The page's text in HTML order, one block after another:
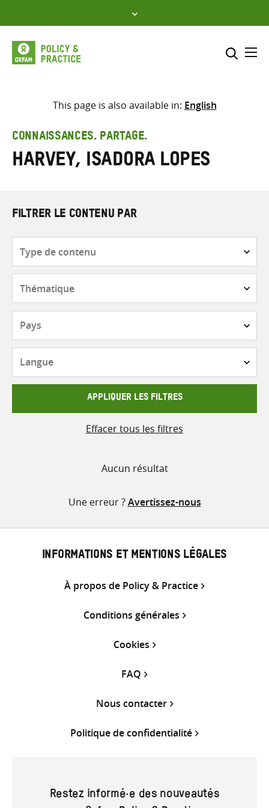
to
content
Sélectionner l’emplacement
Saisir
les
termes
This page is also available in: English
CONNAISSANCES. PARTAGE.
Harvey, Isadora Lopes
FILTRER LE CONTENU PAR
contenu
APPLIQUER LES FILTRES
Effacer tous les filtres
Aucun résultat
Une erreur ?Avertissez-nous
INFORMATIONS ET MENTIONS LÉGALES
À propos de Policy & Practice
Conditions générales
Cookies
FAQ
Nous contacter
Politique de confidentialité
Restez informé·e des nouveautés